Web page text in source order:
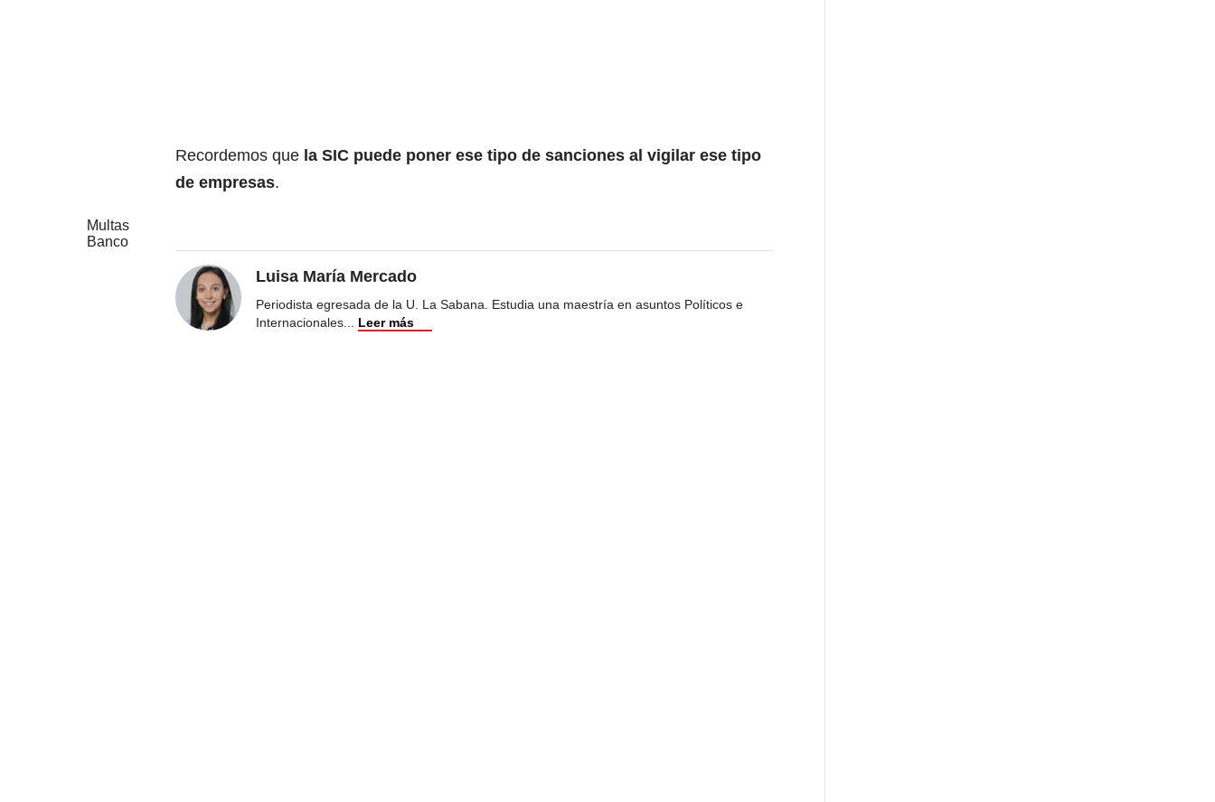
Recordemos que la SIC puede poner ese tipo de sanciones al vigilar ese tipo
de empresas.
Multas
Banco
Luisa María Mercado
Periodista egresada de la U. La Sabana. Estudia una maestría en asuntos Políticos e
Internacionales... Leer más